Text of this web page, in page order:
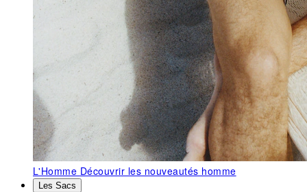
L'Homme Découvrir les nouveautés homme
Les Sacs